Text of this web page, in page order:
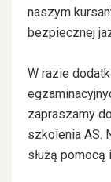
naszym
bezpiecznej
W razie
zapraszamy
szkolenia AS.
służą pomocą